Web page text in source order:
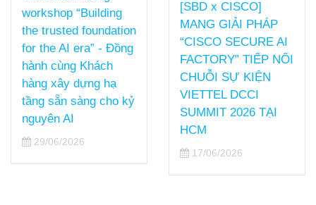
workshop “Building
the trusted foundation
for the AI era” - Đồng
hành cùng Khách
hàng xây dựng hạ
tầng sẵn sàng cho kỷ
nguyên AI
29/06/2026
[SBD x CISCO]
MANG GIẢI PHÁP
“CISCO SECURE AI
FACTORY” TIẾP NỐI
CHUỖI SỰ KIỆN
VIETTEL DCCI
SUMMIT 2026 TẠI
HCM
17/06/2026